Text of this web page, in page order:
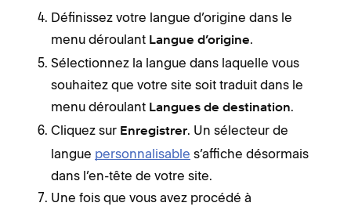
Définissez votre langue d’origine dans le
menu déroulant Langue d’origine.
Sélectionnez la langue dans laquelle vous
souhaitez que votre site soit traduit dans le
menu déroulant Langues de destination.
Cliquez sur Enregistrer. Un sélecteur de
langue personnalisable s’affiche désormais
dans l’en-tête de votre site.
Une fois que vous avez procédé à